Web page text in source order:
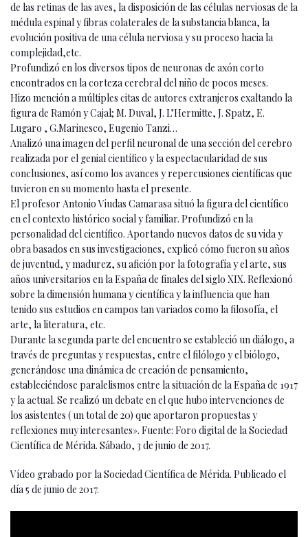
de las retinas de las aves, la disposición de las células nerviosas de la
médula espinal y fibras colaterales de la substancia blanca, la
evolución positiva de una célula nerviosa y su proceso hacia la
complejidad,etc.
Profundizó en los diversos tipos de neuronas de axón corto
encontrados en la corteza cerebral del niño de pocos meses.
Hizo mención a múltiples citas de autores extranjeros exaltando la
figura de Ramón y Cajal; M. Duval, J. L’Hermitte, J. Spatz, E.
Lugaro , G.Marinesco, Eugenio Tanzi…
Analizó una imagen del perfil neuronal de una sección del cerebro
realizada por el genial científico y la espectacularidad de sus
conclusiones, así como los avances y repercusiones científicas que
tuvieron en su momento hasta el presente.
El profesor Antonio Viudas Camarasa situó la figura del científico
en el contexto histórico social y familiar. Profundizó en la
personalidad del científico. Aportando nuevos datos de su vida y
obra basados en sus investigaciones, explicó cómo fueron su años
de juventud, y madurez, su afición por la fotografía y el arte, sus
años universitarios en la España de finales del siglo XIX. Reflexionó
sobre la dimensión humana y científica y la influencia que han
tenido sus estudios en campos tan variados como la filosofía, el
arte, la literatura, etc.
Durante la segunda parte del encuentro se estableció un diálogo, a
través de preguntas y respuestas, entre el filólogo y el biólogo,
generándose una dinámica de creación de pensamiento,
estableciéndose paralelismos entre la situación de la España de 1917
y la actual. Se realizó un debate en el que hubo intervenciones de
los asistentes ( un total de 20) que aportaron propuestas y
reflexiones muy interesantes». Fuente: Foro digital de la Sociedad
Científica de Mérida. Sábado, 3 de junio de 2017.
Vídeo grabado por la Sociedad Científica de Mérida. Publicado el
día 5 de junio de 2017.